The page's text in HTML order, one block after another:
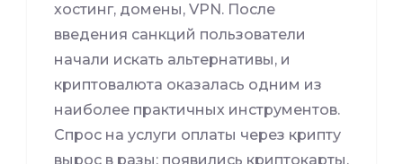
хостинг, домены, VPN. После
введения санкций пользователи
начали искать альтернативы, и
криптовалюта оказалась одним из
наиболее практичных инструментов.
Спрос на услуги оплаты через крипту
вырос в разы: появились криптокарты,